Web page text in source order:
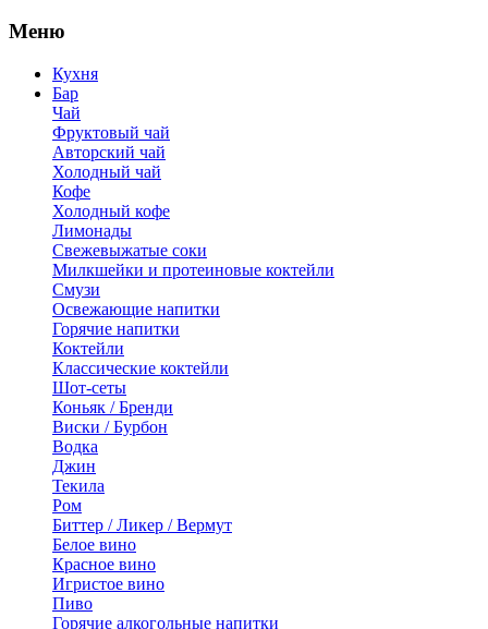
Меню
Кухня
Бар
Чай
Фруктовый чай
Авторский чай
Холодный чай
Кофе
Холодный кофе
Лимонады
Свежевыжатые соки
Милкшейки и протеиновые коктейли
Смузи
Освежающие напитки
Горячие напитки
Коктейли
Классические коктейли
Шот-сеты
Коньяк / Бренди
Виски / Бурбон
Водка
Джин
Текила
Ром
Биттер / Ликер / Вермут
Белое вино
Красное вино
Игристое вино
Пиво
Горячие алкогольные напитки